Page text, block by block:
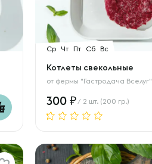
Ср Чт Пт Сб Вс
Котлеты свекольные
от фермы "Гастродача Вселуг"
300 / 2 шт. (200 гр.)